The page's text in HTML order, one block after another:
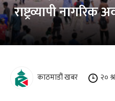
राष्ट्रव्यापी नागरिक
काठमाडौं खबर २०